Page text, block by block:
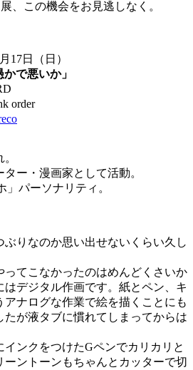
、この機会をお見逃しなく。
17日（日）
で悪いか」
order
ー・漫画家として活動。
」パーソナリティ。
りなのか思い出せないくらい久し
ってこなかったのはめんどくさいか
はデジタル作画です。紙とペン、キ
アナログな作業で絵を描くことにも
が液タブに慣れてしまってからは
ンクをつけたGペンでカリカリと
ントーンもちゃんとカッターで切